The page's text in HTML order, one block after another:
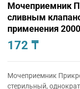
Мочеприемник
сливным
применения
172 ₸
Мочеприемник
стерильный,